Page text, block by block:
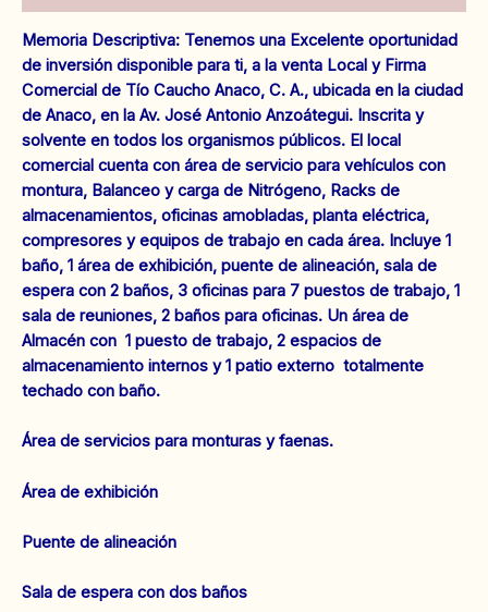
Memoria Descriptiva: Tenemos una Excelente oportunidad
de inversión disponible para ti, a la venta Local y Firma
Comercial de Tío Caucho Anaco, C. A., ubicada en la ciudad
de Anaco, en la Av. José Antonio Anzoátegui. Inscrita y
solvente en todos los organismos públicos. El local
comercial cuenta con área de servicio para vehículos con
montura, Balanceo y carga de Nitrógeno, Racks de
almacenamientos, oficinas amobladas, planta eléctrica,
compresores y equipos de trabajo en cada área. Incluye 1
baño, 1 área de exhibición, puente de alineación, sala de
espera con 2 baños, 3 oficinas para 7 puestos de trabajo, 1
sala de reuniones, 2 baños para oficinas. Un área de
Almacén con 1 puesto de trabajo, 2 espacios de
almacenamiento internos y 1 patio externo totalmente
techado con baño.
Área de servicios para monturas y faenas.
Área de exhibición
Puente de alineación
Sala de espera con dos baños